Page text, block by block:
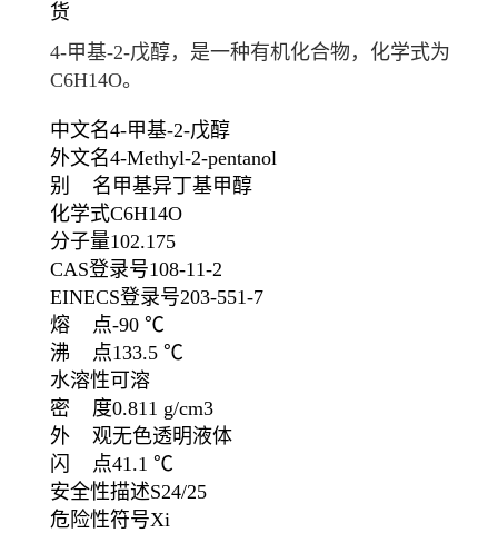
货
4-甲基-2-戊醇，是一种有机化合物，化学式为
C6H14O。
中文名4-甲基-2-戊醇
外文名4-Methyl-2-pentanol
别 名 甲基异丁基甲醇
化学式C6H14O
分子量102.175
CAS登录号108-11-2
EINECS登录号203-551-7
熔 点-90 ℃
沸 点133.5 ℃
水溶性可溶
密 度0.811 g/cm3
外 观无色透明液体
闪 点41.1 ℃
安全性描述S24/25
危险性符号Xi